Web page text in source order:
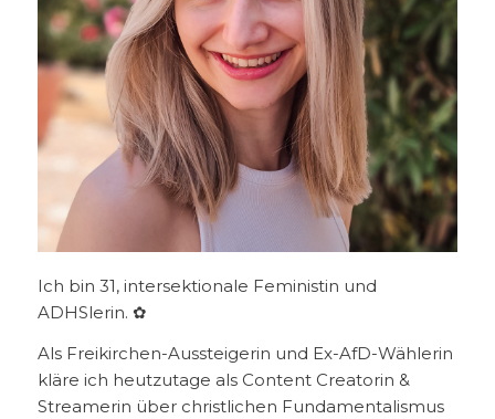
Ich bin 31, intersektionale Feministin und
ADHSlerin. ✿
Als Freikirchen-Aussteigerin und Ex-AfD-Wählerin
kläre ich heutzutage als Content Creatorin &
Streamerin über christlichen Fundamentalismus